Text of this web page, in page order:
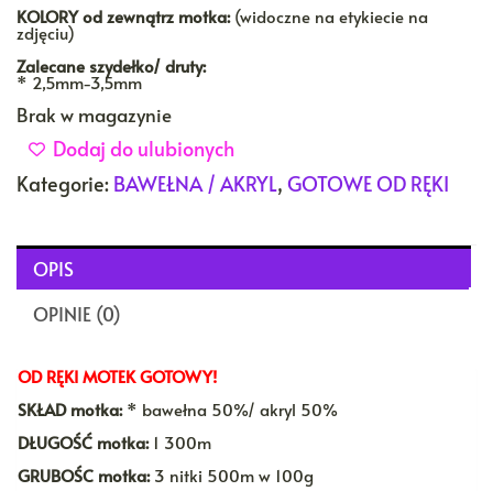
KOLORYod zewnątrz motka:(widoczne na etykiecie na
zdjęciu)
Zalecane szydełko/ druty:
* 2,5mm-3,5mm
Brak w magazynie
Dodaj do ulubionych
Kategorie: BAWEŁNA / AKRYL, GOTOWE OD RĘKI
OPIS
OPINIE (0)
OD RĘKI MOTEK GOTOWY!
SKŁAD motka:* bawełna 50%/ akryl 50%
DŁUGOŚĆ motka: 1 300m
GRUBOŚC motka:3 nitki 500m w 100g